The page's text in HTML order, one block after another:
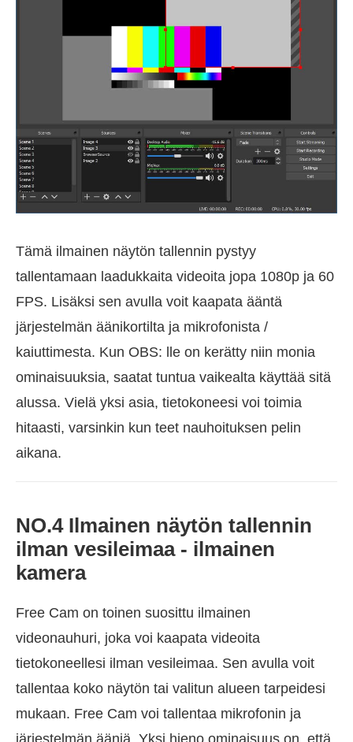
Tämä ilmainen näytön tallennin pystyy
tallentamaan laadukkaita videoita jopa 1080p ja 60
FPS. Lisäksi sen avulla voit kaapata ääntä
järjestelmän äänikortilta ja mikrofonista /
kaiuttimesta. Kun OBS: lle on kerätty niin monia
ominaisuuksia, saatat tuntua vaikealta käyttää sitä
alussa. Vielä yksi asia, tietokoneesi voi toimia
hitaasti, varsinkin kun teet nauhoituksen pelin
aikana.
NO.4 Ilmainen näytön tallennin
ilman vesileimaa - ilmainen
kamera
Free Cam on toinen suosittu ilmainen
videonauhuri, joka voi kaapata videoita
tietokoneellesi ilman vesileimaa. Sen avulla voit
tallentaa koko näytön tai valitun alueen tarpeidesi
mukaan. Free Cam voi tallentaa mikrofonin ja
järjestelmän ääniä. Yksi hieno ominaisuus on, että